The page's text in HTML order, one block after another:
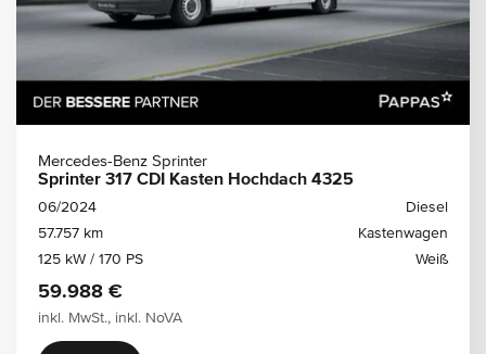
Mercedes-Benz Sprinter
Sprinter 317 CDI Kasten Hochdach 4325
06/2024
Diesel
57.757 km
Kastenwagen
125 kW / 170 PS
Weiß
59.988 €
inkl. MwSt., inkl. NoVA